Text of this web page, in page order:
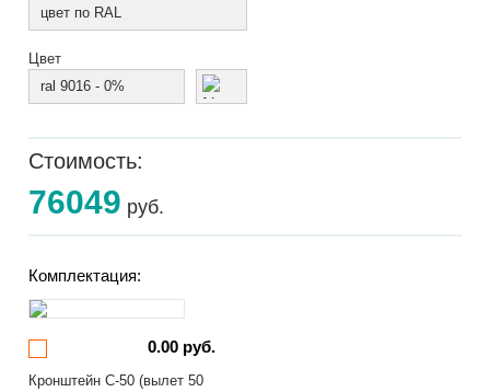
цвет по RAL
Цвет
ral 9016 - 0%
Стоимость:
76049 руб.
Комплектация:
0.00 руб.
Кронштейн С-50 (вылет 50